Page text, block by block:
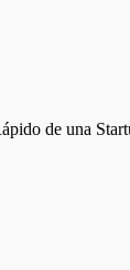
de una